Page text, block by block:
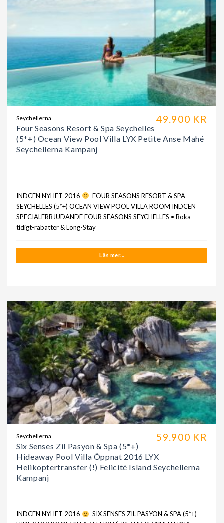
49.900 KR
Seychellerna
Four Seasons Resort & Spa Seychelles
(5*+) Ocean View Pool Villa LYX Petite Anse Mahé
Seychellerna Kampanj
INDCEN NYHET 2016
FOUR SEASONS RESORT & SPA
SEYCHELLES (5*+) OCEAN VIEW POOL VILLA ROOM INDCEN
SPECIALERBJUDANDE FOUR SEASONS SEYCHELLES • Boka-
tidigt-rabatter & Long-Stay
Läs mer...
59.900 KR
Seychellerna
Six Senses Zil Pasyon & Spa (5*+)
Hideaway Pool Villa Öppnat 2016 LYX
Helikoptertransfer (!) Felicité Island Seychellerna
Kampanj
INDCEN NYHET 2016
SIX SENSES ZIL PASYON & SPA (5*+)